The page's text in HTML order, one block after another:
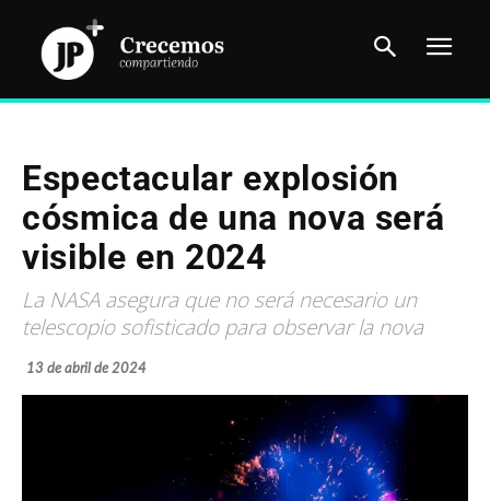
Espectacular explosión
cósmica de una nova será
visible en 2024
La NASA asegura que no será necesario un
telescopio sofisticado para observar la nova
13 de abril de 2024